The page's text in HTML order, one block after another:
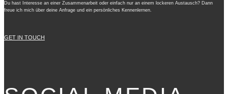
Du hast Interesse an einer Zusammenarbeit oder einfach nur an einem lockeren Austausch? Dann
freue ich mich über deine Anfrage und ein persönliches Kennenlernen.
GET IN TOUCH